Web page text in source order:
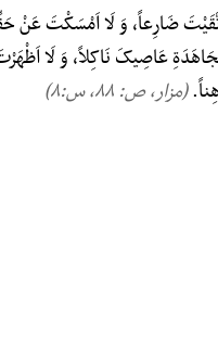
ضَارِعاً، وَ لَا اَمْسَکْتَ عَنْ
عَاصِیکَ نَاکِلاً، وَ لَا
(مزار، ص: ۸۸, س:۸)